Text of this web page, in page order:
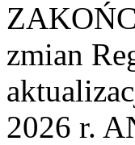
zmian
2026 r.